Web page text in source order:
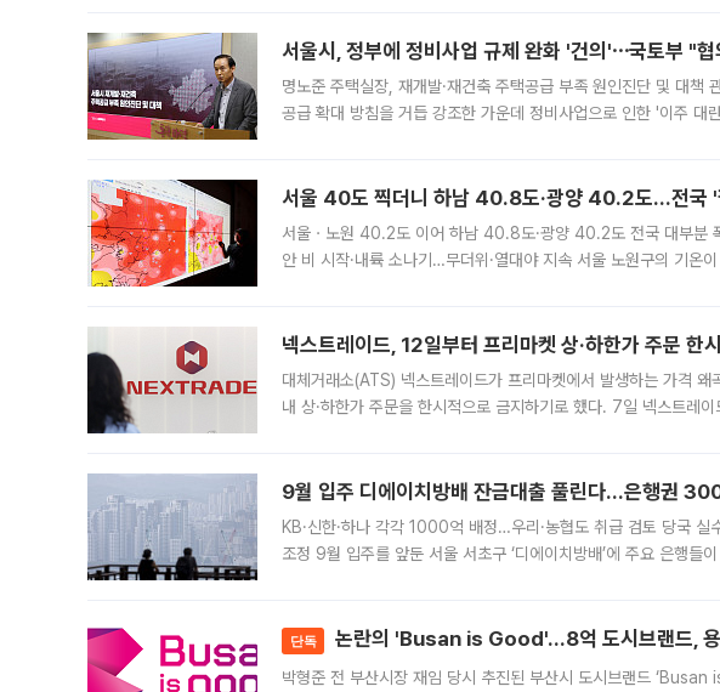
서울시, 정부에 정비사업 규제 완화 '건의'⋯국토부 "
명노준 주택실장, 재개발·재건축 주택공급 부족 원인진단 및 대책
공급 확대 방침을 거듭 강조한 가운데 정비사업으로 인한 '이주 대
서울 40도 찍더니 하남 40.8도·광양 40.2도…전국 '
서울ㆍ노원 40.2도 이어 하남 40.8도·광양 40.2도 전국 대부분
안 비 시작·내륙 소나기…무더위·열대야 지속 서울 노원구의 기온
넥스트레이드, 12일부터 프리마켓 상·하한가 주문 한
대체거래소(ATS) 넥스트레이드가 프리마켓에서 발생하는 가격
내 상·하한가 주문을 한시적으로 금지하기로 했다. 7일 넥스트레
9월 입주 디에이치방배 잔금대출 풀린다…은행권
KB·신한·하나 각각 1000억 배정…우리·농협도 취급 검토 당국
조정 9월 입주를 앞둔 서울 서초구 ‘디에이치방배’에 주요 은행
단독 논란의 'Busan is Good'…8억 도시브랜드, 용
박형준 전 부산시장 재임 당시 추진된 부산시 도시브랜드